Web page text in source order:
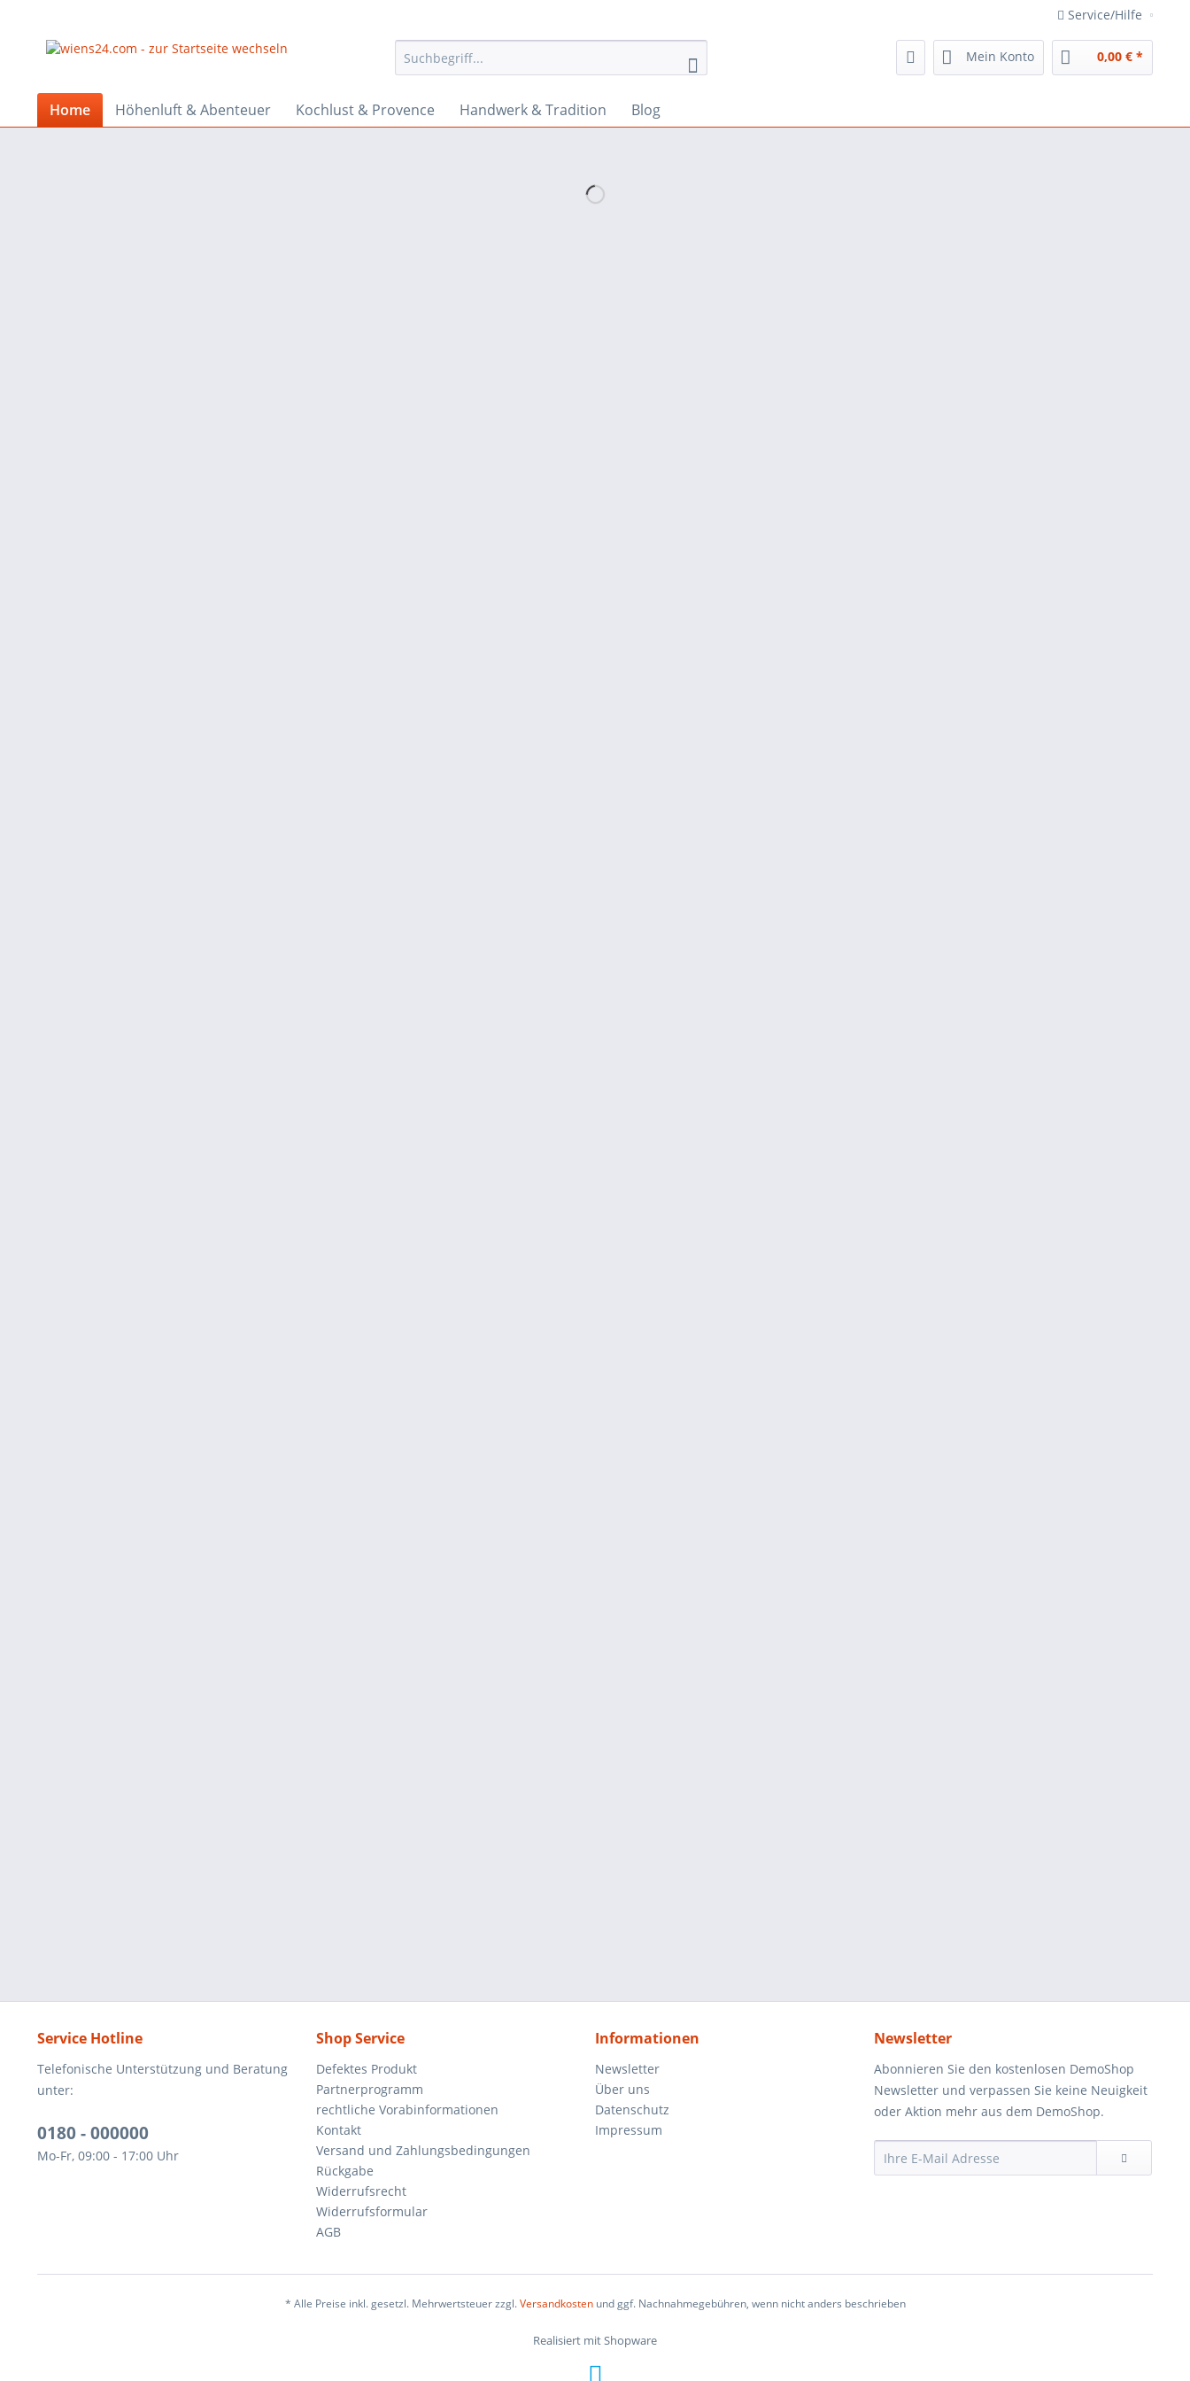
Service/Hilfe
Mein Konto 0,00 € *
Home Höhenluft & Abenteuer Kochlust & Provence Handwerk & Tradition Blog
Service Hotline
Telefonische Unterstützung und Beratung
unter:
0180 - 000000
Mo-Fr, 09:00 - 17:00 Uhr
Shop Service
Defektes Produkt
Partnerprogramm
rechtliche Vorabinformationen
Kontakt
Versand und Zahlungsbedingungen
Rückgabe
Widerrufsrecht
Widerrufsformular
AGB
Informationen
Newsletter
Über uns
Datenschutz
Impressum
Newsletter
Abonnieren Sie den kostenlosen DemoShop
Newsletter und verpassen Sie keine Neuigkeit
oder Aktion mehr aus dem DemoShop.
* Alle Preise inkl. gesetzl. Mehrwertsteuer zzgl.Versandkostenund ggf. Nachnahmegebühren, wenn nicht anders beschrieben
Realisiert mit Shopware